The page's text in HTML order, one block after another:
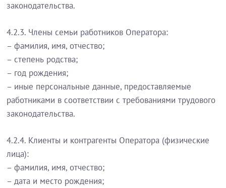
законодательства.
4.2.3. Члены семьи работников Оператора:
– фамилия, имя, отчество;
– степень родства;
– год рождения;
– иные персональные данные, предоставляемые
работниками в соответствии с требованиями трудового
законодательства.
4.2.4. Клиенты и контрагенты Оператора (физические
лица):
– фамилия, имя, отчество;
– дата и место рождения;